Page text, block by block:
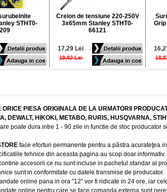
STHT0-
Creion de tensiune 220-250V
3x65mm Stanley STHT0-
66121
17,29 Lei
19,83 Lei
ORICE PIESA ORIGINALA DE LA URMATORII
DEWALT, HIKOKI, METABO, RURIS, HUSQVARNA,
poate dura intre 1 - 90 zile in functie de stoc producator
face eforturi permanente pentru a păstra acurateţea
tehnice din aceasta pagina au scop doar informativ.
accesorii ce nu sunt incluse in pachetul standar al
sunt in conformitate cu datele transmise de producator.
online pana in ora "12" vor fi ridicate in 24 ore, iar
online pentru care se face comanda externa sunt